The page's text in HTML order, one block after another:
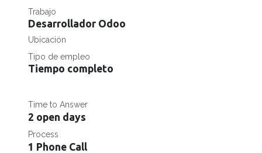
Trabajo
Desarrollador Odoo
Ubicación
Tipo de empleo
Tiempo completo
Time to Answer
2 open days
Process
1 Phone Call